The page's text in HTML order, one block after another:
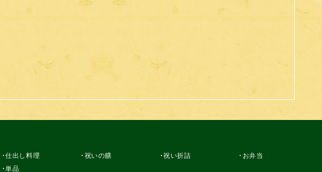
仕出し料理 祝いの膳 祝い折詰
お弁当
単品